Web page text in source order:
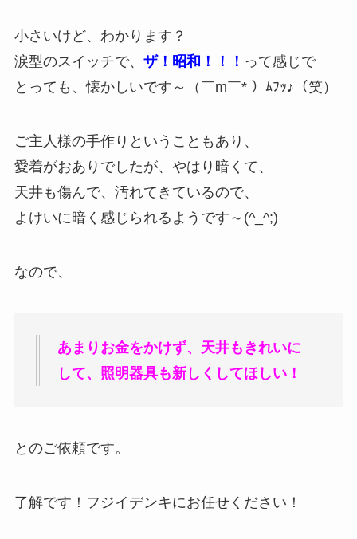
小さいけど、わかります？
涙型のスイッチで、 ザ！昭和！！！ って感じで
とっても、懐かしいです～（￣m￣* ）ﾑﾌｯ♪（笑）
ご主人様の手作りということもあり、
愛着がおありでしたが、やはり暗くて、
天井も傷んで、汚れてきているので、
よけいに暗く感じられるようです～(^_^;)
なので、
あまりお金をかけず、天井もきれいに
して、照明器具も新しくしてほしい！
とのご依頼です。
了解です！フジイデンキにお任せください！